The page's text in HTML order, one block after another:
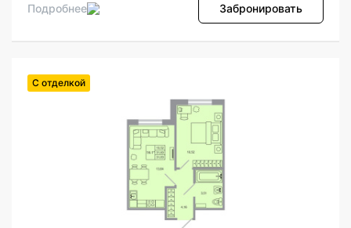
Подробнее Забронировать
С отделкой